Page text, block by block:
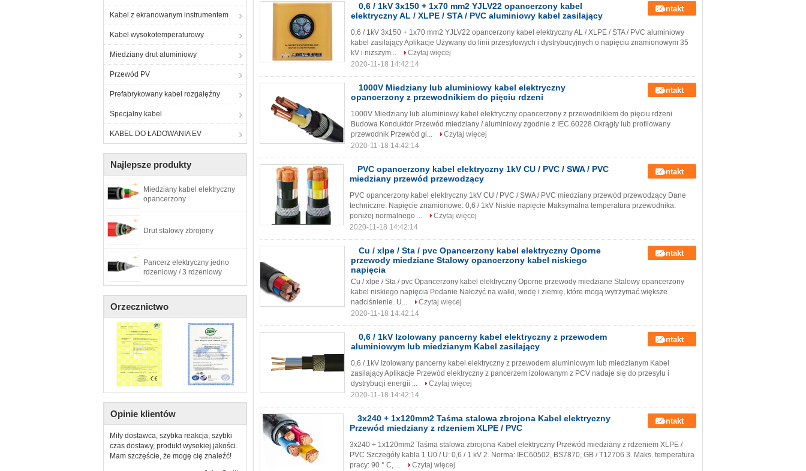
Kabel z ekranowanym instrumentem
Kabel wysokotemperaturowy
Miedziany drut aluminiowy
Przewód PV
Prefabrykowany kabel rozgałęźny
Specjalny kabel
KABEL DO ŁADOWANIA EV
Najlepsze produkty
Miedziany kabel elektryczny
opancerzony
Drut stalowy zbrojony
Pancerz elektryczny jedno
rdzeniowy / 3 rdzeniowy
Orzecznictwo
Opinie klientów
Miły dostawca, szybka reakcja, szybki
czas dostawy, produkt wysokiej jakości.
Mam szczęście, że mogę cię znaleźć!
0,6 / 1kV 3x150 + 1x70 mm2 YJLV22 opancerzony kabel
elektryczny AL / XLPE / STA / PVC aluminiowy kabel zasilający
Kontakt
0,6 / 1kV 3x150 + 1x70 mm2 YJLV22 opancerzony kabel elektryczny AL / XLPE / STA / PVC aluminiowy
kabel zasilający Aplikacje Używany do linii przesyłowych i dystrybucyjnych o napięciu znamionowym 35
kV i niższym...
Czytaj więcej
2020-11-18 14:42:14
1000V Miedziany lub aluminiowy kabel elektryczny
opancerzony z przewodnikiem do pięciu rdzeni
Kontakt
1000V Miedziany lub aluminiowy kabel elektryczny opancerzony z przewodnikiem do pięciu rdzeni
Budowa Konduktor Przewód miedziany / aluminiowy zgodnie z IEC 60228 Okrągły lub profilowany
przewodnik Przewód gi...
Czytaj więcej
2020-11-18 14:42:14
PVC opancerzony kabel elektryczny 1kV CU / PVC / SWA / PVC
miedziany przewód przewodzący
Kontakt
PVC opancerzony kabel elektryczny 1kV CU / PVC / SWA / PVC miedziany przewód przewodzący Dane
techniczne: Napięcie znamionowe: 0,6 / 1kV Niskie napięcie Maksymalna temperatura przewodnika:
poniżej normalnego ...
Czytaj więcej
2020-11-18 14:42:14
Cu / xlpe / Sta / pvc Opancerzony kabel elektryczny Oporne
przewody miedziane Stalowy opancerzony kabel niskiego
napięcia
Kontakt
Cu / xlpe / Sta / pvc Opancerzony kabel elektryczny Oporne przewody miedziane Stalowy opancerzony
kabel niskiego napięcia Podanie Nałożyć na wałki, wodę i ziemię, które mogą wytrzymać większe
nadciśnienie. U...
Czytaj więcej
2020-11-18 14:42:14
0,6 / 1kV Izolowany pancerny kabel elektryczny z przewodem
aluminiowym lub miedzianym Kabel zasilający
Kontakt
0,6 / 1kV Izolowany pancerny kabel elektryczny z przewodem aluminiowym lub miedzianym Kabel
zasilający Aplikacje Przewód elektryczny z pancerzem izolowanym z PCV nadaje się do przesyłu i
dystrybucji energii ...
Czytaj więcej
2020-11-18 14:42:14
3x240 + 1x120mm2 Taśma stalowa zbrojona Kabel elektryczny
Przewód miedziany z rdzeniem XLPE / PVC
Kontakt
3x240 + 1x120mm2 Taśma stalowa zbrojona Kabel elektryczny Przewód miedziany z rdzeniem XLPE /
PVC Szczegóły kabla 1 U0 / U: 0,6 / 1 kV 2. Norma: IEC60502, BS7870, GB / T12706 3. Maks. temperatura
pracy: 90 ° C, ...
Czytaj więcej